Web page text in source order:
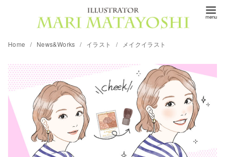
Home News&Works イラスト メイクイラスト